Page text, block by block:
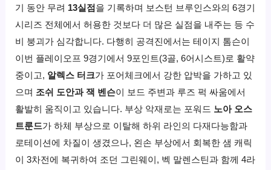
기 동안 무려 13실점 을 기록하며 보스턴 브루인스와의 6경기
시리즈 전체에서 허용한 것보다 더 많은 실점을 내주는 등 수
비 붕괴가 심각합니다. 다행히 공격진에서는 테이지 톰슨이
이번 플레이오프 9경기에서 9포인트(3골, 6어시스트)로 활약
중이고, 알렉스 터크가 포어체크에서 강한 압박을 가하고 있
으며 조쉬 도안과 잭 벤슨이 보드 주변과 루즈 퍽 싸움에서
활발히 움직이고 있습니다. 부상 악재로는 포워드 노아 오스
트룬드가 하체 부상으로 이탈해 하위 라인의 다재다능함과
로테이션에 차질이 생겼으나, 왼손 부상에서 회복한 샘 캐릭
이 3차전에 복귀하여 조던 그린웨이, 벡 말렌스틴과 함께 4라